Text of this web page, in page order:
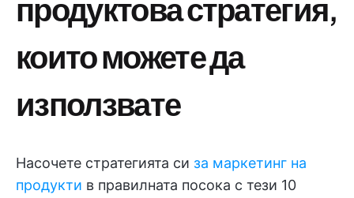
продуктова стратегия,
които можете да
използвате
Насочете стратегията си за маркетинг на
продукти в правилната посока с тези 10